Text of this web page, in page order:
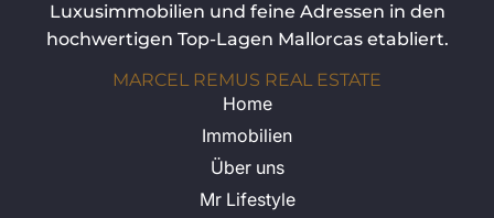
Luxusimmobilien und feine Adressen in den
hochwertigen Top-Lagen Mallorcas etabliert.
MARCEL REMUS REAL ESTATE
Home
Immobilien
Über uns
Mr Lifestyle